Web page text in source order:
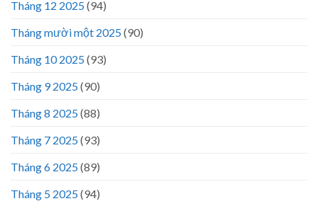
Tháng 12 2025(94)
Tháng mười một 2025(90)
Tháng 10 2025(93)
Tháng 9 2025(90)
Tháng 8 2025(88)
Tháng 7 2025(93)
Tháng 6 2025(89)
Tháng 5 2025(94)